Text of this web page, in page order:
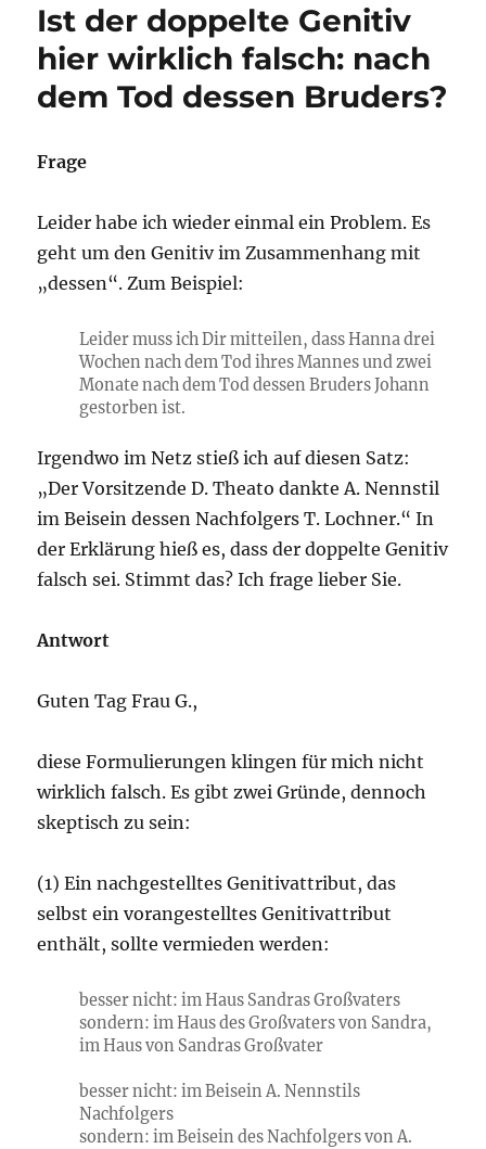
Dritter
im
Genitiv
(oder
Ist der doppelte Genitiv
hier wirklich falsch: nach
dem Tod dessen Bruders?
Frage
Leider habe ich wieder einmal ein Problem. Es
geht um den Genitiv im Zusammenhang mit
„dessen“. Zum Beispiel:
Leider muss ich Dir mitteilen, dass Hanna drei
Wochen nach dem Tod ihres Mannes und zwei
Monate nach dem Tod dessen Bruders Johann
gestorben ist.
Irgendwo im Netz stieß ich auf diesen Satz:
„Der Vorsitzende D. Theato dankte A. Nennstil
im Beisein dessen Nachfolgers T. Lochner.“ In
der Erklärung hieß es, dass der doppelte Genitiv
falsch sei. Stimmt das? Ich frage lieber Sie.
Antwort
Guten Tag Frau G.,
diese Formulierungen klingen für mich nicht
wirklich falsch. Es gibt zwei Gründe, dennoch
skeptisch zu sein:
(1) Ein nachgestelltes Genitivattribut, das
selbst ein vorangestelltes Genitivattribut
enthält, sollte vermieden werden:
besser nicht: im Haus Sandras Großvaters
sondern: im Haus des Großvaters von Sandra,
im Haus von Sandras Großvater
besser nicht: im Beisein A. Nennstils
Nachfolgers
sondern: im Beisein des Nachfolgers von A.